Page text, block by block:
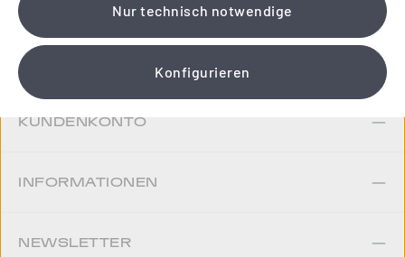
LOUIS & LOUISA
KUNDENKONTO
INFORMATIONEN
NEWSLETTER
Nur technisch notwendige
Konfigurieren